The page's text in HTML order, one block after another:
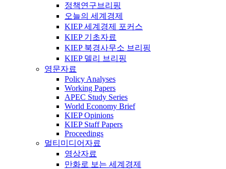
정책연구브리핑
오늘의 세계경제
KIEP 세계경제 포커스
KIEP 기초자료
KIEP 북경사무소 브리핑
KIEP 델리 브리핑
영문자료
Policy Analyses
Working Papers
APEC Study Series
World Economy Brief
KIEP Opinions
KIEP Staff Papers
Proceedings
멀티미디어자료
영상자료
만화로 보는 세계경제